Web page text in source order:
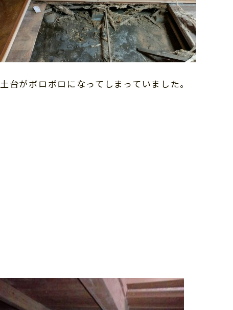
土台がボロボロになってしまっていました。